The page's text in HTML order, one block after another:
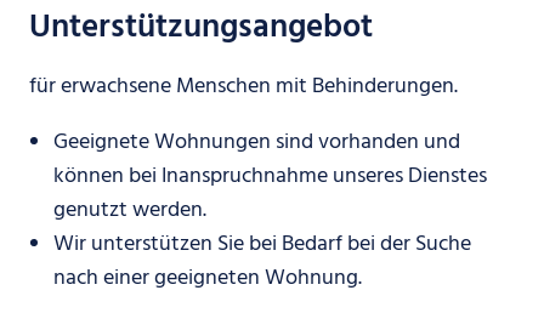
Unterstützungsangebot
für erwachsene Menschen mit Behinderungen.
Geeignete Wohnungen sind vorhanden und
können bei Inanspruchnahme unseres Dienstes
genutzt werden.
Wir unterstützen Sie bei Bedarf bei der Suche
nach einer geeigneten Wohnung.